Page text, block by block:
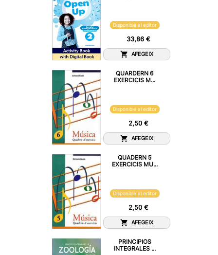
Disponible al editor
33,86 €
AFEGEIX
QUARDERN 6
EXERCICIS M...
Disponible al editor
2,50 €
AFEGEIX
QUADERN 5
EXERCICIS MU...
Disponible al editor
2,50 €
AFEGEIX
PRINCIPIOS
INTEGRALES ...